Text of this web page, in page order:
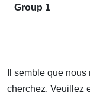
Group 1
Il semble que
cherchez. Veuillez